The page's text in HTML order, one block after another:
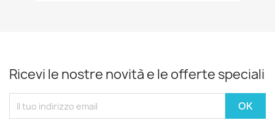
Ricevi le nostre novità e le offerte speciali